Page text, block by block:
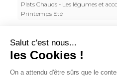
Plats Chauds - Les légumes et
Printemps Eté